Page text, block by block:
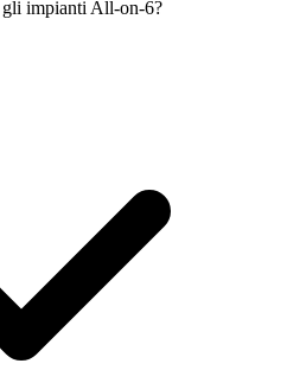
gli impianti All-on-6?